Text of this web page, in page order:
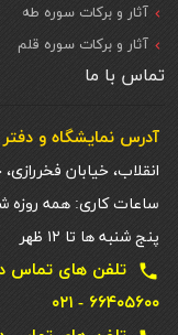
آثار و برکات سوره طه
آثار و برکات سوره قلم
تماس با ما
آدرس نمایشگاه و
انقلاب، خیابان فخررازی،
پنج شنبه ها تا ۱۲ ظهر
local_phone
۶۶۴۰۵۶۰۰ - ۰۲۱